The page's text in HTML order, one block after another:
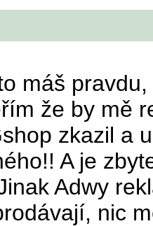
máš
že by mě
zkazil a
A je
Adwy
nic